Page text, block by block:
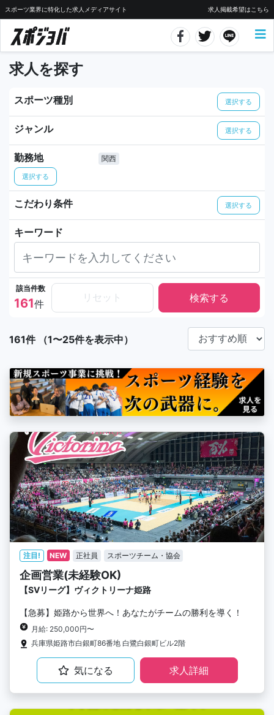
スポーツ業界に特化した求人メディアサイト 求人掲載希望はこちら
求人を探す
スポーツ種別 選択する
ジャンル 選択する
勤務地
選択する
関西
こだわり条件 選択する
キーワード
該当件数
161件
リセット
161件 （1〜25件を表示中）
注目! NEW 正社員 スポーツチーム・協会
企画営業(未経験OK)
【SVリーグ】ヴィクトリーナ姫路
【急募】姫路から世界へ！あなたがチームの勝利を導く！
月給: 250,000円〜
兵庫県姫路市白銀町86番地 白鷺白銀町ビル2階
気になる 求人詳細